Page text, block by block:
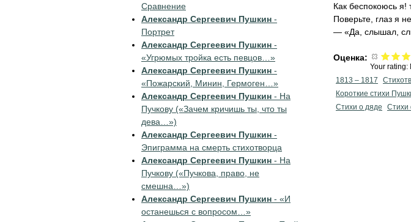
Как беспокоюсь я!
Поверьте, глаз я
— «Да, слышал,
Оценка:
Your rating:
1813 – 1817
Короткие стихи
Стихи о дяде
Стихи
Сравнение
Александр Сергеевич Пушкин -
Портрет
Александр Сергеевич Пушкин -
«Угрюмых тройка есть певцов…»
Александр Сергеевич Пушкин -
«Пожарский, Минин, Гермоген…»
Александр Сергеевич Пушкин - На
Пучкову («Зачем кричишь ты, что ты
дева…»)
Александр Сергеевич Пушкин -
Эпиграмма на смерть стихотворца
Александр Сергеевич Пушкин - На
Пучкову («Пучкова, право, не
смешна…»)
Александр Сергеевич Пушкин - «И
останешься с вопросом…»